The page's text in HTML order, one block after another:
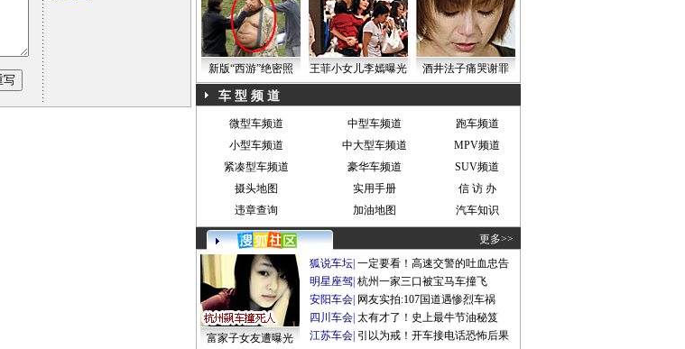
新版“西游”绝密照 王菲小女儿李嫣曝光 酒井法子痛哭谢罪
车 型 频 道
微型车频道 中型车频道
跑车频道
小型车频道
中大型车频道
MPV频道
紧凑型车频道
豪华车频道
SUV频道
摄头地图
实用手册
信 访 办
违章查询
加油地图 汽车知识
更多>>
富家子女友遭曝光
狐说车坛 一定要看！高速交警的吐血忠告
明星座驾 杭州一家三口被宝马车撞飞
安阳车会 网友实拍:107国道遇惨烈车祸
四川车会 太有才了！史上最牛节油秘笈
江苏车会 引以为戒！开车接电话恐怖后果